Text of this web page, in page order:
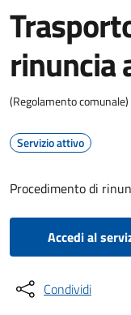
rinuncia
(Regolamento comunale)
Servizio attivo
Procedimento di
Accedi al
Condividi